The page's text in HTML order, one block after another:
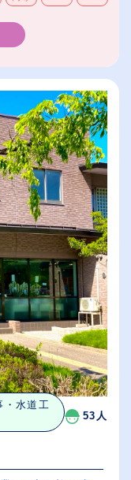
・水道工
53人